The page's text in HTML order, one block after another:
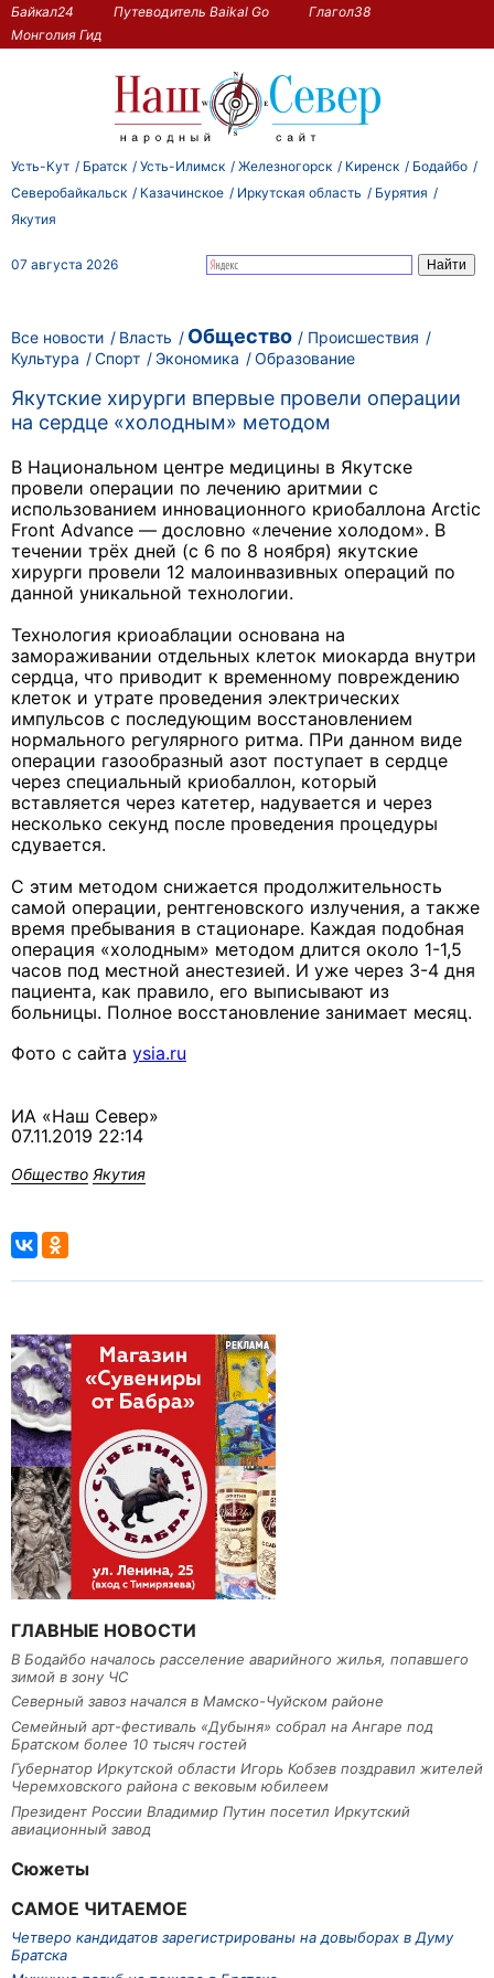
Байкал24 Путеводитель Baikal Go
Глагол38
Монголия Гид
Усть-Кут Братск Усть-Илимск Железногорск Киренск
Бодайбо
Северобайкальск
Казачинское Иркутская область
Бурятия
Якутия
07 августа 2026
Все новости Власть Общество
Происшествия
Культура
Спорт Экономика Образование
Якутские хирурги впервые провели операции
на сердце «холодным» методом
В Национальном центре медицины в Якутске
провели операции по лечению аритмии с
использованием инновационного криобаллона Arctic
Front Advance — дословно «лечение холодом». В
течении трёх дней (с 6 по 8 ноября) якутские
хирурги провели 12 малоинвазивных операций по
данной уникальной технологии.
Технология криоаблации основана на
замораживании отдельных клеток миокарда внутри
сердца, что приводит к временному повреждению
клеток и утрате проведения электрических
импульсов с последующим восстановлением
нормального регулярного ритма. ПРи данном виде
операции газообразный азот поступает в сердце
через специальный криобаллон, который
вставляется через катетер, надувается и через
несколько секунд после проведения процедуры
сдувается.
С этим методом снижается продолжительность
самой операции, рентгеновского излучения, а также
время пребывания в стационаре. Каждая подобная
операция «холодным» методом длится около 1-1,5
часов под местной анестезией. И уже через 3-4 дня
пациента, как правило, его выписывают из
больницы. Полное восстановление занимает месяц.
Фото с сайта ysia.ru
ИА «Наш Север»
07.11.2019 22:14
Общество Якутия
ГЛАВНЫЕ НОВОСТИ
В Бодайбо началось расселение аварийного жилья, попавшего
зимой в зону ЧС
Северный завоз начался в Мамско-Чуйском районе
Семейный арт-фестиваль «Дубыня» собрал на Ангаре под
Братском более 10 тысяч гостей
Губернатор Иркутской области Игорь Кобзев поздравил жителей
Черемховского района с вековым юбилеем
Президент России Владимир Путин посетил Иркутский
авиационный завод
Сюжеты
САМОЕ ЧИТАЕМОЕ
Четверо кандидатов зарегистрированы на довыборах в Думу
Братска